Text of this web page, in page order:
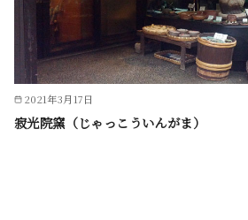
2021年3月17日
寂光院窯（じゃっこういんがま）